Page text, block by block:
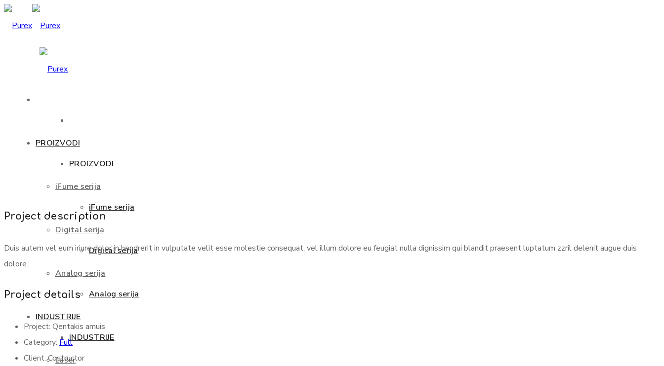
PROIZVODI
iFume serija
Digital serija
Analog serija
INDUSTRIJE
Laser
PROIZVODI
iFume serija
Digital serija
Analog serija
INDUSTRIJE
Project description
Duis autem vel eum iriure dolor in hendrerit in vulputate velit esse molestie consequat, vel illum dolore eu feugiat nulla dignissim qui blandit praesent luptatum zzril delenit augue duis
dolore.
Project details
Project: Qentakis amuis
Category: Full
Client:Costructor